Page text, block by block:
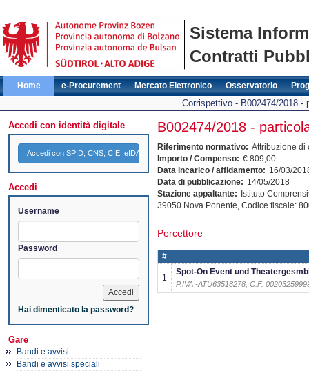
Sistema
Contratti
Home e-Procurement Mercato Elettronico Osservatorio
Corrispettivo - B002474/2018 -
Accedi con identità digitale
Accedi con SPID, CNS, CIE, eIDAS
Accedi
Username
Password
Hai dimenticato la password?
Gare
Bandi e avvisi
Bandi e avvisi speciali
B002474/2018 -
Riferimento normativo: Attribuzione di
Importo / Compenso: € 809,00
Data incarico / affidamento: 16/03/
Data di pubblicazione: 14/05/2018
Stazione appaltante:
Istituto
39050 Nova Ponente, Codice fiscale:
Percettore
#
1
Spot-On Event und
P.IVA -ATU63518278, C.F.